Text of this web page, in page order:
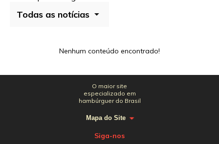
Nenhum conteúdo encontrado!
O maior site
especializado em
hambúrguer do Brasil
Mapa do Site
Siga-nos